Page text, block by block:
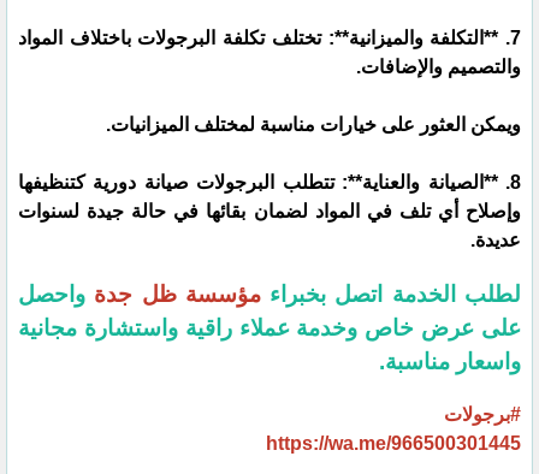
7. **التكلفة والميزانية**: تختلف تكلفة البرجولات باختلاف المواد
والتصميم والإضافات.
ويمكن العثور على خيارات مناسبة لمختلف الميزانيات.
8. **الصيانة والعناية**: تتطلب البرجولات صيانة دورية كتنظيفها
وإصلاح أي تلف في المواد لضمان بقائها في حالة جيدة لسنوات
عديدة.
لطلب الخدمة اتصل بخبراءمؤسسة ظل جدة واحصل
على عرض خاص وخدمة عملاء راقية واستشارة مجانية
واسعار مناسبة.
#برجولات
https://wa.me/966500301445